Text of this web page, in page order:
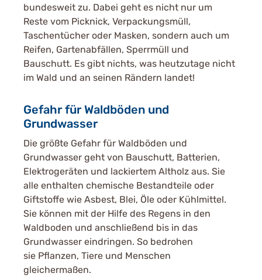
bundesweit zu. Dabei geht es nicht nur um
Reste vom Picknick, Verpackungsmüll,
Taschentücher oder Masken, sondern auch um
Reifen, Gartenabfällen, Sperrmüll und
Bauschutt. Es gibt nichts, was heutzutage nicht
im Wald und an seinen Rändern landet!
Gefahr für Waldböden und
Grundwasser
Die größte Gefahr für Waldböden und
Grundwasser geht von Bauschutt, Batterien,
Elektrogeräten und lackiertem Altholz aus. Sie
alle enthalten chemische Bestandteile oder
Giftstoffe wie Asbest, Blei, Öle oder Kühlmittel.
Sie können mit der Hilfe des Regens in den
Waldboden und anschließend bis in das
Grundwasser eindringen. So bedrohen
sie Pflanzen, Tiere und Menschen
gleichermaßen.